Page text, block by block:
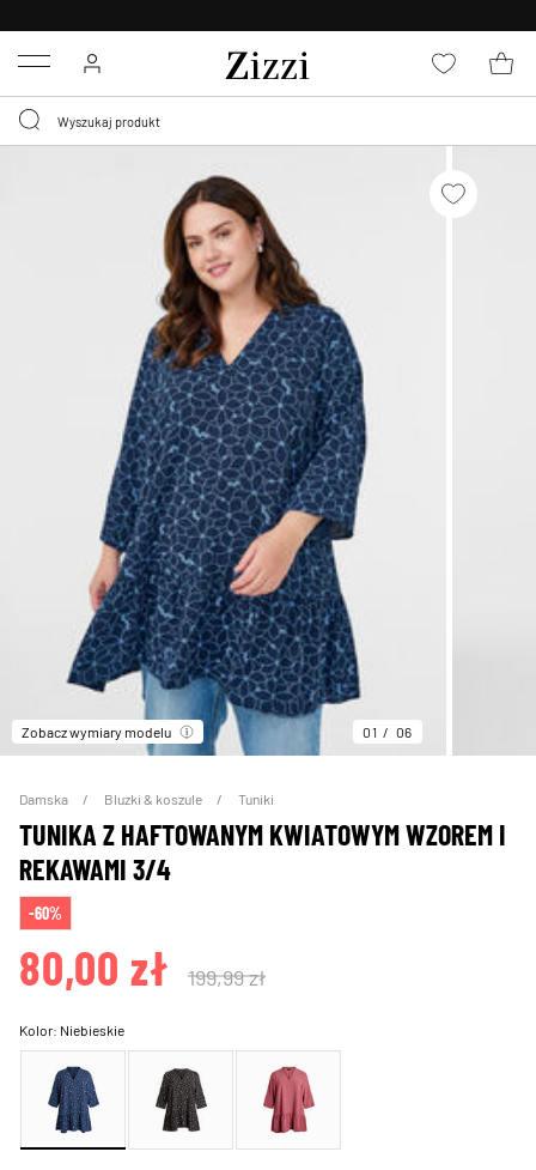
Menu
Zobacz wymiary modelu 01 06
Damska Bluzki & koszule Tuniki
TUNIKA Z HAFTOWANYM KWIATOWYM WZOREM I
REKAWAMI 3/4
-60%
80,00 zł 199,99 zł
Kolor: Niebieskie